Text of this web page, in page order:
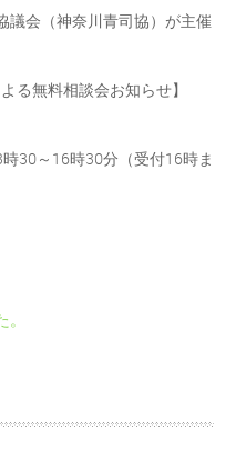
議会（神奈川青司協）が主催
る無料相談会お知らせ】
30～16時30分（受付16時ま